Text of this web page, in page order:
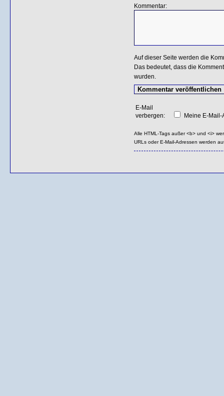
Kommentar:
Auf dieser Seite werden die
Das bedeutet, dass die
wurden.
E-Mail
verbergen:
Meine E-
Alle HTML-Tags außer <b> und <i>
URLs oder E-Mail-Adressen werden